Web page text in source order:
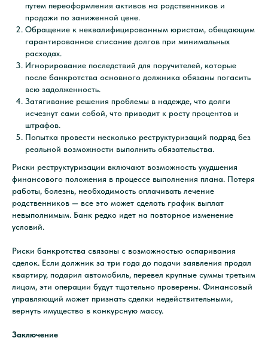
путем переоформления активов на родственников и
продажи по заниженной цене.
Обращение к неквалифицированным юристам, обещающим
гарантированное списание долгов при минимальных
расходах.
Игнорирование последствий для поручителей, которые
после банкротства основного должника обязаны погасить
всю задолженность.
Затягивание решения проблемы в надежде, что долги
исчезнут сами собой, что приводит к росту процентов и
штрафов.
Попытка провести несколько реструктуризаций подряд без
реальной возможности выполнить обязательства.
Риски реструктуризации включают возможность ухудшения
финансового положения в процессе выполнения плана. Потеря
работы, болезнь, необходимость оплачивать лечение
родственников — все это может сделать график выплат
невыполнимым. Банк редко идет на повторное изменение
условий.
Риски банкротства связаны с возможностью оспаривания
сделок. Если должник за три года до подачи заявления продал
квартиру, подарил автомобиль, перевел крупные суммы третьим
лицам, эти операции будут тщательно проверены. Финансовый
управляющий может признать сделки недействительными,
вернуть имущество в конкурсную массу.
Заключение
Хотите начать
процедуру списания
долгов или получить
консультацию
по вашему вопросу?
Заполните небольшую форму и наши
специалисты свяжутся с вами.
Подать заявку